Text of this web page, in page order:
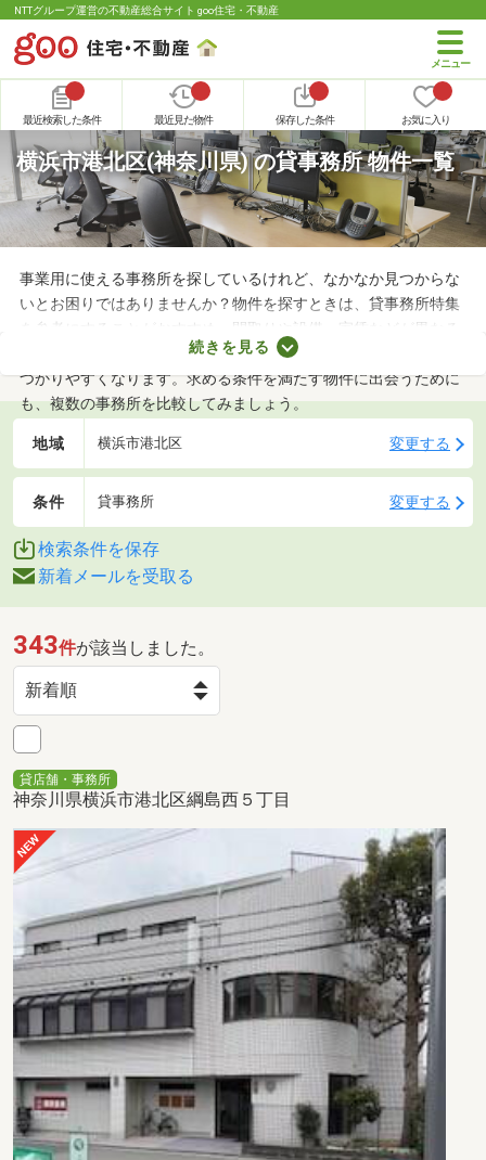
NTTグループ運営の不動産総合サイト goo住宅・不動産
最近検索した条件 最近見た物件 保存した条件 お気に入り
横浜市港北区(神奈川県) の貸事務所 物件一覧
事業用に使える事務所を探しているけれど、なかなか見つからな
いとお困りではありませんか？物件を探すときは、貸事務所特集
を参考にすることがおすすめ。間取りや設備、家賃などが異なる
さまざまな物件をまとめて見られるので、希望にあう事務所が見
つかりやすくなります。求める条件を満たす物件に出会うために
も、複数の事務所を比較してみましょう。
続きを見る
地域 横浜市港北区 変更する
条件 貸事務所 変更する
検索条件を保存
新着メールを受取る
343件が該当しました。
貸店舗・事務所
神奈川県横浜市港北区綱島西５丁目